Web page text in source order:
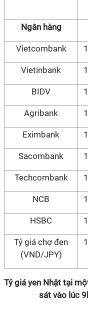
Ngân hàng
Vietcombank
Vietinbank
BIDV
Agribank
Eximbank
Sacombank
Techcombank
NCB
HSBC
Tỷ giá chợ đen
(VND/JPY)
Tỷ giá yen Nhật tại
sát vào lúc